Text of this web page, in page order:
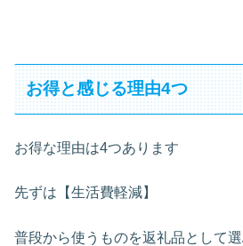
お得と感じる理由4つ
お得な理由は4つあります
先ずは【生活費軽減】
普段から使うものを返礼品として